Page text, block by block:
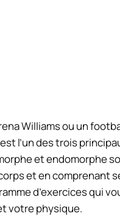
Williams ou un
l’un des trois
et endomorphe
et en comprenant
d’exercices qui
votre physique.